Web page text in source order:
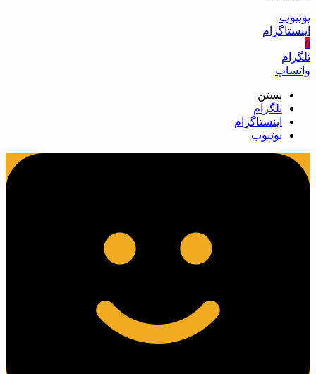
یوتیوب
اینستاگرام
0
تلگرام
واتساپ
بستن
تلگرام
اینستاگرام
یوتیوب